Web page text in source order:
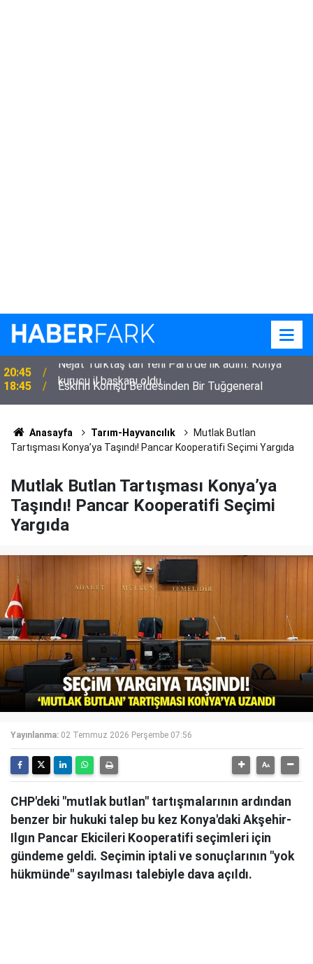
18:45 Eskil'in Komşu Beldesinden Bir Tuğgeneral
Anasayfa Tarım-Hayvancılık
Mutlak Butlan
Tartışması Konya’ya Taşındı! Pancar Kooperatifi Seçimi Yargıda
Mutlak Butlan Tartışması Konya’ya
Taşındı! Pancar Kooperatifi Seçimi
Yargıda
Yayınlanma: 02 Temmuz 2026 Perşembe 07:56
CHP'deki "mutlak butlan" tartışmalarının ardından
benzer bir hukuki talep bu kez Konya'daki Akşehir-
Ilgın Pancar Ekicileri Kooperatifi seçimleri için
gündeme geldi. Seçimin iptali ve sonuçlarının "yok
hükmünde" sayılması talebiyle dava açıldı.